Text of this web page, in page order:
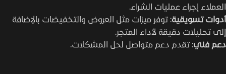
العملاء إجراء عمليات الشراء.
أدوات تسويقية: توفر ميزات مثل العروض والتخفيضات بالإضافة
إلى تحليلات دقيقة لأداء المتجر.
دعم فني: تقدم دعم متواصل لحل المشكلات.